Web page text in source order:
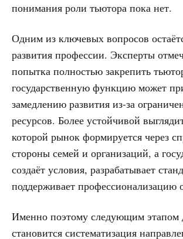
понимания роли тьютора пока нет.
Одним из ключевых вопросов
развития профессии. Эксперты
попытка полностью закрепить
государственную функцию может
замедлению развития из-за
ресурсов. Более устойчивой
которой рынок формируется через
стороны семей и организаций, а
создаёт условия, разрабатывает
поддерживает профессионализацию
Именно поэтому следующим этапом
становится систематизация